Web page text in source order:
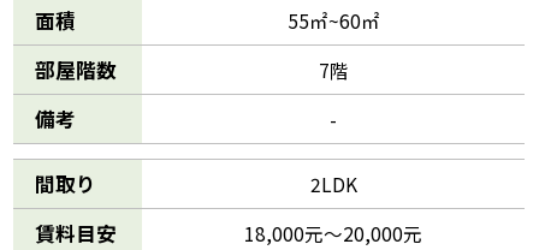
面積 55㎡~60㎡
部屋階数 7階
備考 -
間取り 2LDK
賃料目安 18,000元～20,000元